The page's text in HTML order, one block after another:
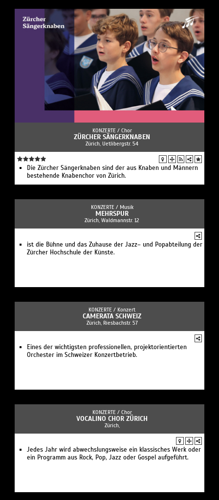
KONZERTE / Chor
ZÜRCHER SÄNGERKNABEN
Zürich, Uetlibergstr. 54
Die Zürcher Sängerknaben sind der aus Knaben und Männern
bestehende Knabenchor von Zürich.
KONZERTE / Musik
MEHRSPUR
Zürich, Waldmannstr. 12
ist die Bühne und das Zuhause der Jazz– und Popabteilung der
Zürcher Hochschule der Künste.
KONZERTE / Konzert
CAMERATA SCHWEIZ
Zürich, Riesbachstr. 57
Eines der wichtigsten professionellen, projektorientierten
Orchester im Schweizer Konzertbetrieb.
KONZERTE / Chor
VOCALINO CHOR ZÜRICH
Zürich,
Jedes Jahr wird abwechslungsweise ein klassisches Werk oder
ein Programm aus Rock, Pop, Jazz oder Gospel aufgeführt.